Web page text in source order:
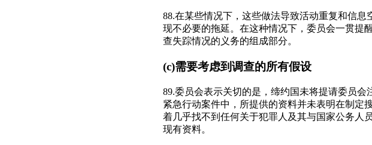
88.在某些情况下，这些做法导致活动重复和信
现不必要的拖延。在这种情况下，委员会一贯提
查失踪情况的义务的组成部分。
(c)需要考虑到调查的所有假设
89.委员会表示关切的是，缔约国未将提请委员
紧急行动案件中，所提供的资料并未表明在制定
着几乎找不到任何关于犯罪人及其与国家公务人
现有资料。